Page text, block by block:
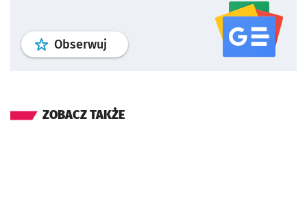
Obserwuj profil serwisu
ZOBACZ TAKŻE